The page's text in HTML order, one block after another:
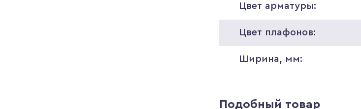
Цвет арматуры:
Цвет плафонов:
Ширина, мм:
Подобный товар